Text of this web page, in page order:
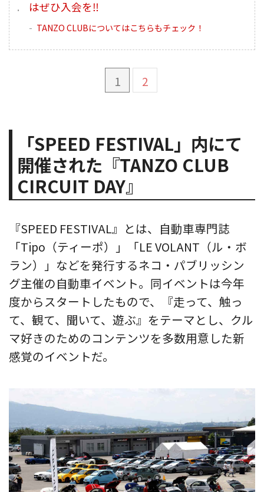
はぜひ入会を‼︎
TANZO CLUBについてはこちらもチェック！
1 2
「SPEED FESTIVAL」内にて
開催された『TANZO CLUB
CIRCUIT DAY』
『SPEED FESTIVAL』とは、自動車専門誌
「Tipo（ティーポ）」「LE VOLANT（ル・ボ
ラン）」などを発行するネコ・パブリッシン
グ主催の自動車イベント。同イベントは今年
度からスタートしたもので、『走って、触っ
て、観て、聞いて、遊ぶ』をテーマとし、クル
マ好きのためのコンテンツを多数用意した新
感覚のイベントだ。